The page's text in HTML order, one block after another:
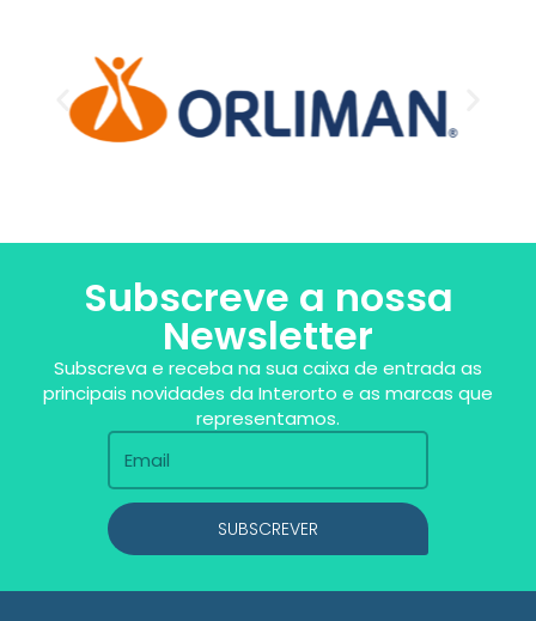
Subscreve a nossa
Newsletter
Subscreva e receba na sua caixa de entrada as
principais novidades da Interorto e as marcas que
representamos.
SUBSCREVER